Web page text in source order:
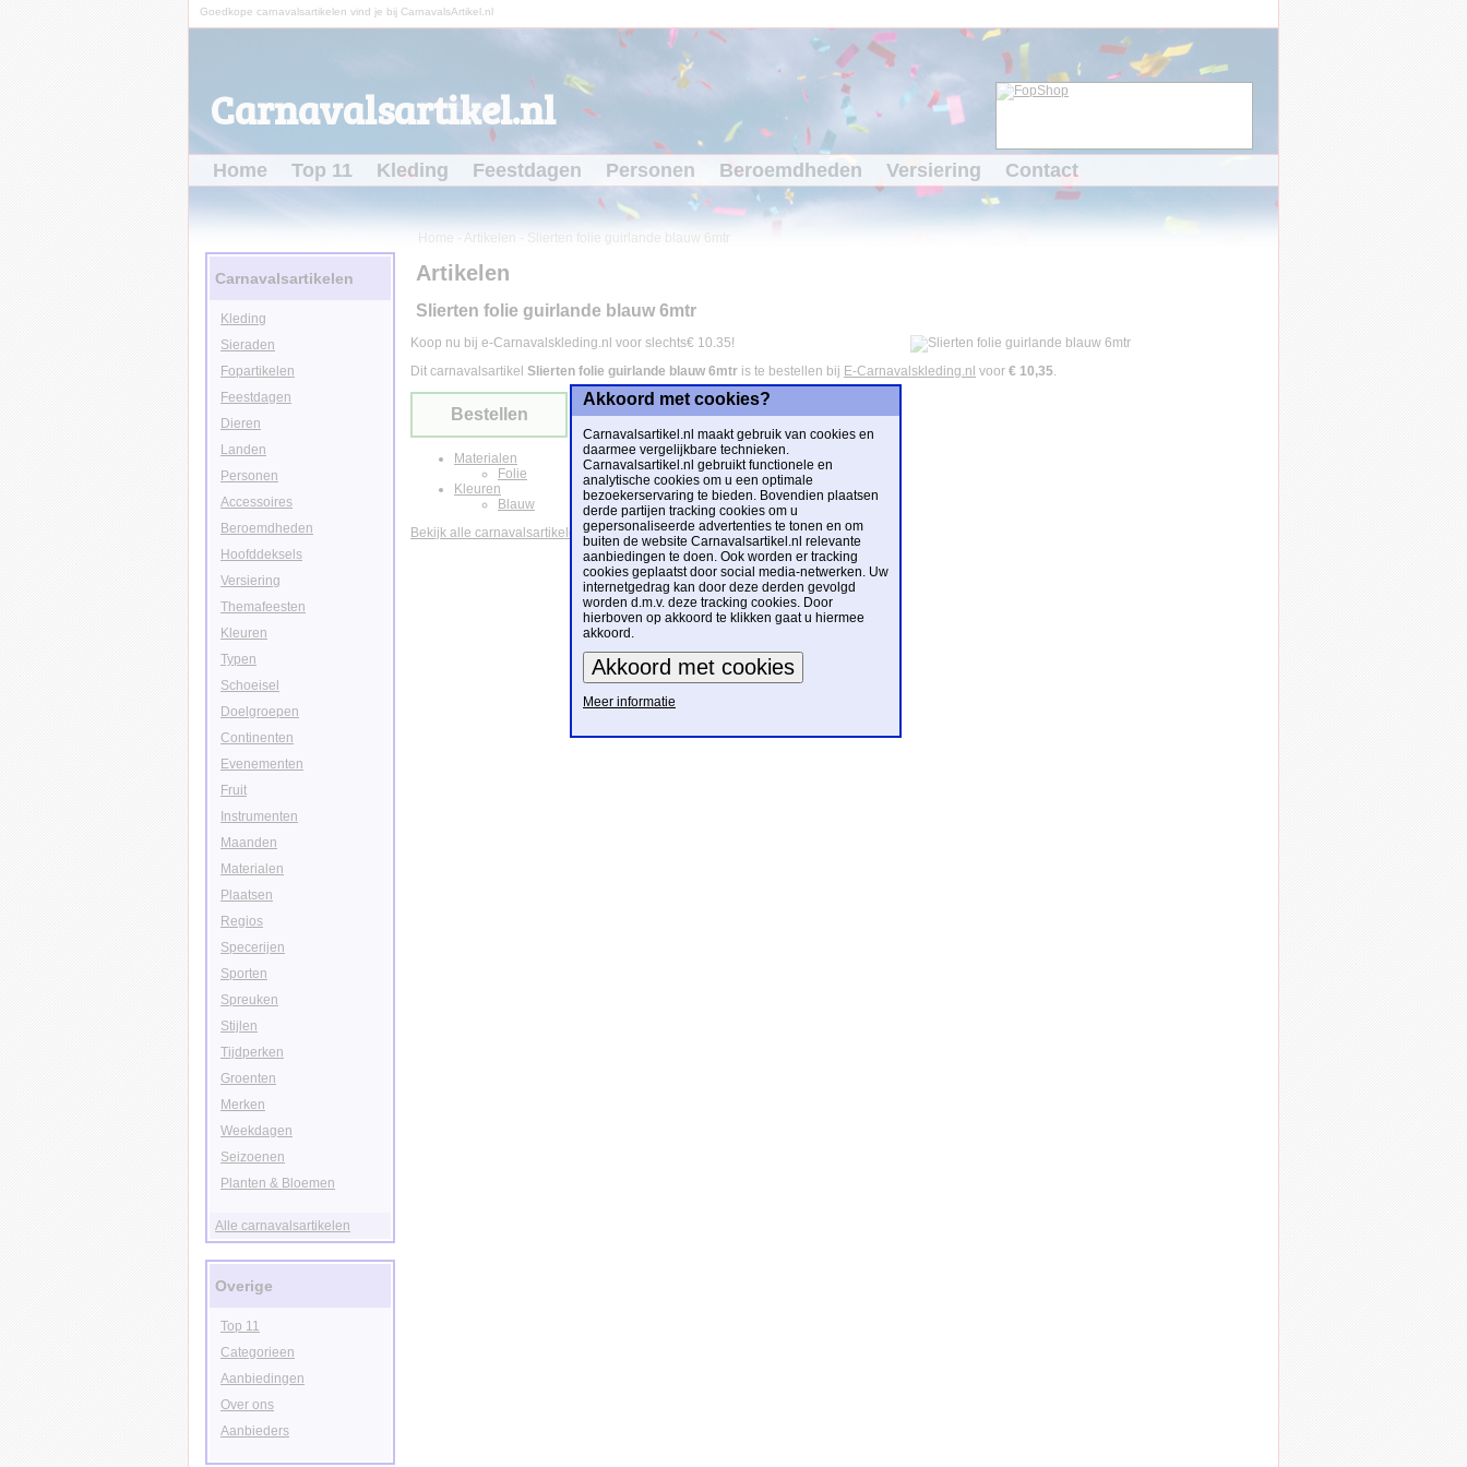
Goedkope carnavalsartikelen vind je bij CarnavalsArtikel.nl
Carnavalsartikel.nl
Home Top 11 Kleding Feestdagen Personen Beroemdheden Versiering Contact
Home Artikelen Slierten folie guirlande blauw 6mtr
Artikelen
Slierten folie guirlande blauw 6mtr
Koop nu bij e-Carnavalskleding.nl voor slechts€ 10.35!
Dit carnavalsartikel Slierten folie guirlande blauw 6mtr is te bestellen bij E-Carnavalskleding.nl voor € 10,35.
Bestellen
Materialen
Folie
Kleuren
Blauw
Bekijk alle carnavalsartikelen
Carnavalsartikelen
Kleding
Sieraden
Fopartikelen
Feestdagen
Dieren
Landen
Personen
Accessoires
Beroemdheden
Hoofddeksels
Versiering
Themafeesten
Kleuren
Typen
Schoeisel
Doelgroepen
Continenten
Evenementen
Fruit
Instrumenten
Maanden
Materialen
Plaatsen
Regios
Specerijen
Sporten
Spreuken
Stijlen
Tijdperken
Groenten
Merken
Weekdagen
Seizoenen
Planten & Bloemen
Alle carnavalsartikelen
Overige
Top 11
Categorieen
Aanbiedingen
Over ons
Aanbieders
Akkoord met cookies?
Carnavalsartikel.nl maakt gebruik van cookies en
daarmee vergelijkbare technieken.
Carnavalsartikel.nl gebruikt functionele en
analytische cookies om u een optimale
bezoekerservaring te bieden. Bovendien plaatsen
derde partijen tracking cookies om u
gepersonaliseerde advertenties te tonen en om
buiten de website Carnavalsartikel.nl relevante
aanbiedingen te doen. Ook worden er tracking
cookies geplaatst door social media-netwerken. Uw
internetgedrag kan door deze derden gevolgd
worden d.m.v. deze tracking cookies. Door
hierboven op akkoord te klikken gaat u hiermee
akkoord.
Meer informatie